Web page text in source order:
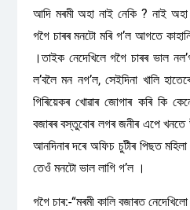
আদি মৰমী অহা নাই নেকি ? নাই অহা
গগৈ চাৰৰ মনটো মৰি গ’ল আগতে
।তাইক নেদেখিলে গগৈ চাৰৰ ভাল
ল’বলৈ মন নগ’ল, সেইদিনা খালি
গিৰিয়েকৰ খোৱাৰ জোগাৰ কৰি কি
বজাৰৰ বস্তুবোৰ লগৰ জনীৰ এপে
আনদিনাৰ দৰে অফিচ চুটীৰ পিছত
তেওঁ মনটো ভাল লাগি গ’ল ।
গগৈ চাৰ:-“মৰমী কালি বজাৰত